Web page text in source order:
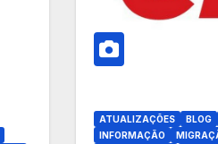
ATUALIZAÇÕES BLOG
INFORMAÇÃO